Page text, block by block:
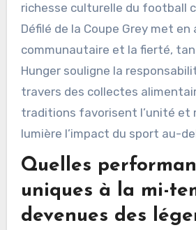
richesse culturelle du football
Défilé de la Coupe Grey met en
communautaire et la fierté,
Hunger souligne la
travers des collectes
traditions favorisent l’unité et
lumière l’impact du sport au-
Quelles
uniques à la mi-
devenues des